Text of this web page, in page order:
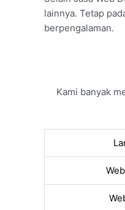
lainnya. Tetap
berpengalaman.
Kami banyak